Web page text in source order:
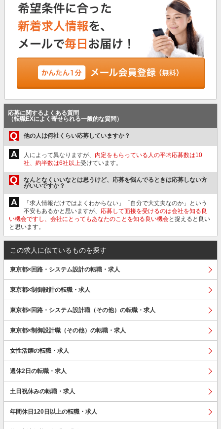
応募に関するよくある質問
（転職EXによく寄せられる一般的な質問）
Q 他の人は何社くらい応募していますか？
A 人によって異なりますが、 内定をもらっている人の平均応募数は10
社、約半数は6社以上受けています。
Q
なんとなくいいなとは思うけど、応募を悩んでるときは応募しない方
がいいですか？
A
「求人情報だけではよくわからない」「自分で大丈夫なのか」という
不安もあるかと思いますが、 応募して面接を受けるのは会社を知る良
い機会ですし、会社にとってもあなたのことを知る良い機会と捉えると良い
と思います。
この求人に似ているものを探す
東京都×回路・システム設計の転職・求人
東京都×制御設計の転職・求人
東京都×回路・システム設計職（その他）の転職・求人
東京都×制御設計職（その他）の転職・求人
女性活躍の転職・求人
週休2日の転職・求人
土日祝休みの転職・求人
年間休日120日以上の転職・求人